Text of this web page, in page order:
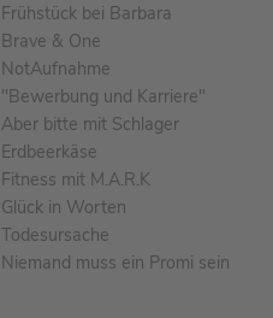
Frühstück bei Barbara
Brave & One
NotAufnahme
"Bewerbung und Karriere"
Aber bitte mit Schlager
Erdbeerkäse
Fitness mit M.A.R.K
Glück in Worten
Todesursache
Niemand muss ein Promi sein